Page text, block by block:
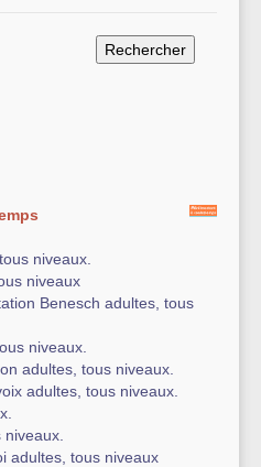
niveaux.
niveaux
Benesch adultes, tous
niveaux.
adultes, tous niveaux.
adultes, tous niveaux.
adultes, tous niveaux